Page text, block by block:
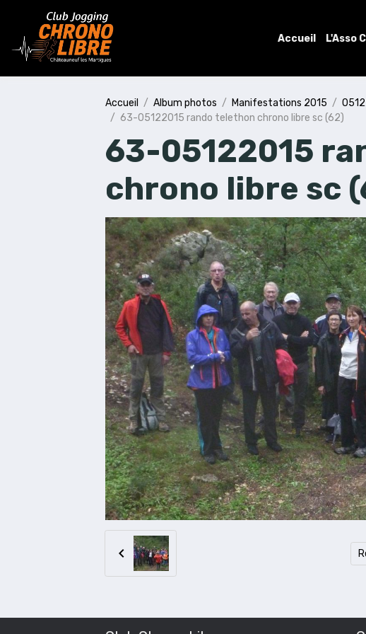
Accueil L'Asso
Accueil Album photos Manifestations 2015
63-05122015 rando telethon chrono libre sc (62)
63-05122015
chrono libre sc